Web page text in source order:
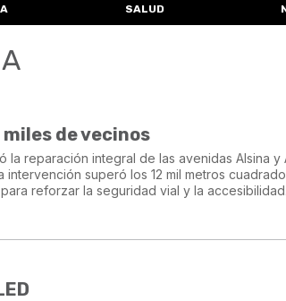
SALUD
de vecinos
la reparación integral de las avenidas Alsina y
superó los 12 mil metros
reforzar la seguridad vial y la accesibilidad.